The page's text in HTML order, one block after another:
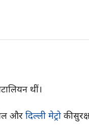
थीं।
और दिल्ली मेट्रो की